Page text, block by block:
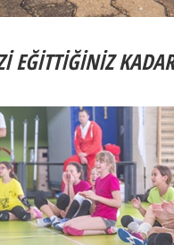
EĞİTTİĞİNİZ